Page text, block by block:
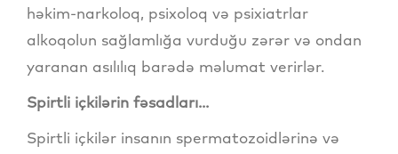
həkim-narkoloq, psixoloq və psixiatrlar
alkoqolun sağlamlığa vurduğu zərər və ondan
yaranan asılılıq barədə məlumat verirlər.
Spirtli içkilərin fəsadları...
Spirtli içkilər insanın spermatozoidlərinə və